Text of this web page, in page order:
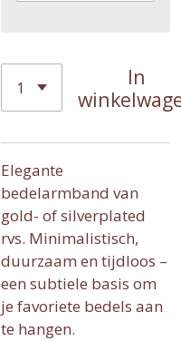
In
Elegante
bedelarmband van
gold- of silverplated
rvs. Minimalistisch,
duurzaam en tijdloos –
een subtiele basis om
je favoriete bedels aan
te hangen.